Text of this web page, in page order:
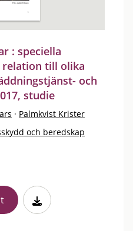
: speciella
till olika
och
studie
· Palmkvist Krister
och beredskap